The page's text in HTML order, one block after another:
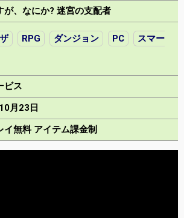
が、なにか? 迷宮の支配者
RPG ダンジョン PC
スマー
ビス
月23日
無料 アイテム課金制